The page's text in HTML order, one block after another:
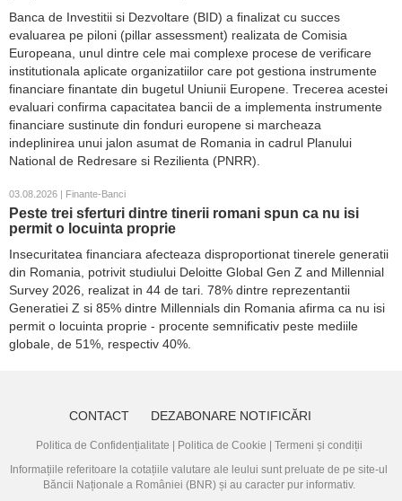
Banca de Investitii si Dezvoltare (BID) a finalizat cu succes
evaluarea pe piloni (pillar assessment) realizata de Comisia
Europeana, unul dintre cele mai complexe procese de verificare
institutionala aplicate organizatiilor care pot gestiona instrumente
financiare finantate din bugetul Uniunii Europene. Trecerea acestei
evaluari confirma capacitatea bancii de a implementa instrumente
financiare sustinute din fonduri europene si marcheaza
indeplinirea unui jalon asumat de Romania in cadrul Planului
National de Redresare si Rezilienta (PNRR).
03.08.2026 | Finante-Banci
Peste trei sferturi dintre tinerii romani spun ca nu isi
permit o locuinta proprie
Insecuritatea financiara afecteaza disproportionat tinerele generatii
din Romania, potrivit studiului Deloitte Global Gen Z and Millennial
Survey 2026, realizat in 44 de tari. 78% dintre reprezentantii
Generatiei Z si 85% dintre Millennials din Romania afirma ca nu isi
permit o locuinta proprie - procente semnificativ peste mediile
globale, de 51%, respectiv 40%.
CONTACT DEZABONARE NOTIFICĂRI
Politica de Confidențialitate Politica de Cookie
Termeni și condiții
Informațiile referitoare la cotațiile valutare ale leului sunt preluate de pe site-ul
Băncii Naționale a României (BNR)și au caracter pur informativ.